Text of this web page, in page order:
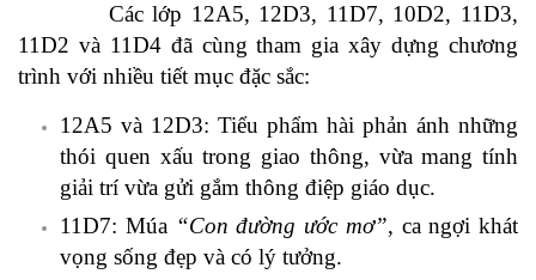
Các lớp 12A5, 12D3, 11D7, 10D2, 11D3,
11D2 và 11D4 đã cùng tham gia xây dựng chương
trình với nhiều tiết mục đặc sắc:
12A5 và 12D3: Tiểu phẩm hài phản ánh những
thói quen xấu trong giao thông, vừa mang tính
giải trí vừa gửi gắm thông điệp giáo dục.
11D7: Múa “Con đường ước mơ”, ca ngợi khát
vọng sống đẹp và có lý tưởng.